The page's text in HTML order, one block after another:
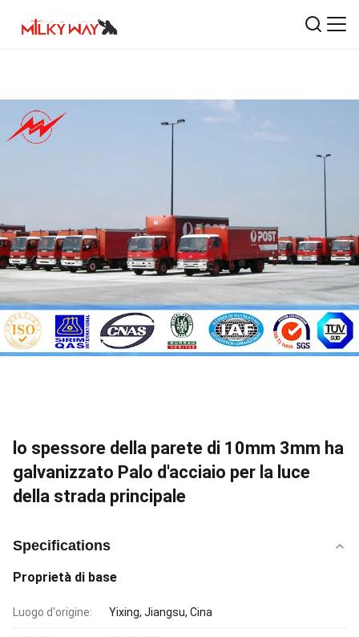
lo spessore della parete di 10mm 3mm ha
galvanizzato Palo d'acciaio per la luce
della strada principale
Specifications
Proprietà di base
Luogo d'origine: Yixing, Jiangsu, Cina